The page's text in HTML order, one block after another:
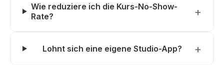
Wie reduziere ich die Kurs-No-Show-
Rate?
Lohnt sich eine eigene Studio-App?